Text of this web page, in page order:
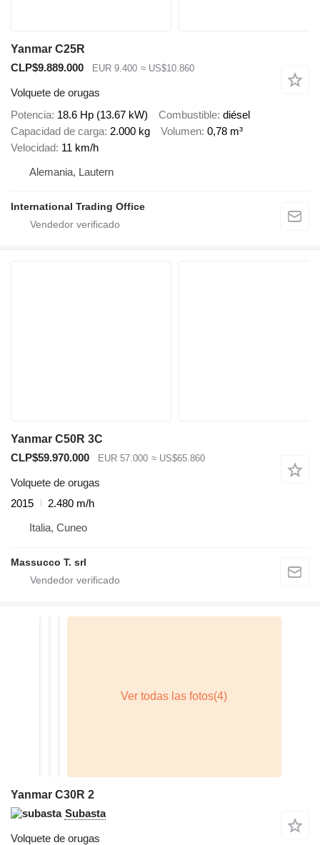
Yanmar C25R
CLP$9.889.000
EUR 9.400 ≈ US$10.860
Volquete de orugas
Potencia 18.6 Hp (13.67 kW) Combustible diésel
Capacidad de carga 2.000 kg Volumen 0,78 m³
Velocidad 11 km/h
Alemania, Lautern
International Trading Office
Yanmar C50R 3C
CLP$59.970.000
EUR 57.000 ≈ US$65.860
Volquete de orugas
2015
2.480 m/h
Italia, Cuneo
Massucco T. srl
Yanmar C30R 2
Subasta
Volquete de orugas